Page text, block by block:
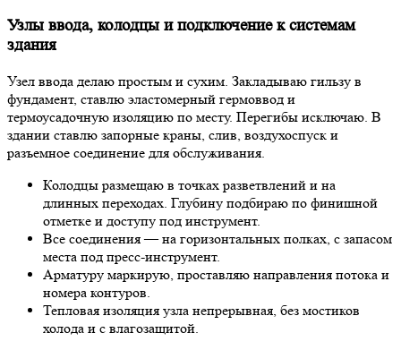
Узлы ввода, колодцы и подключение к системам
здания
Узел ввода делаю простым и сухим. Закладываю гильзу в
фундамент, ставлю эластомерный гермоввод и
термоусадочную изоляцию по месту. Перегибы исключаю. В
здании ставлю запорные краны, слив, воздухоспуск и
разъемное соединение для обслуживания.
Колодцы размещаю в точках разветвлений и на
длинных переходах. Глубину подбираю по финишной
отметке и доступу под инструмент.
Все соединения — на горизонтальных полках, с запасом
места под пресс-инструмент.
Арматуру маркирую, проставляю направления потока и
номера контуров.
Тепловая изоляция узла непрерывная, без мостиков
холода и с влагозащитой.